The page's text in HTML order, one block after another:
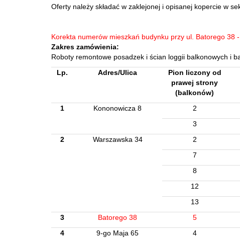
Oferty należy składać w zaklejonej i opisanej kopercie w
Korekta numerów mieszkań budynku przy ul. Batorego 38
Zakres zamówienia:
Roboty remontowe posadzek i ścian loggii
Lp.
Adres/Ulica
Pion liczony od
prawej strony
(balkonów)
1 Kononowicza 8 2
3
2
Warszawska 34 2
7
8
12
13
3
Batorego 38 5
4
9-go Maja 65 4